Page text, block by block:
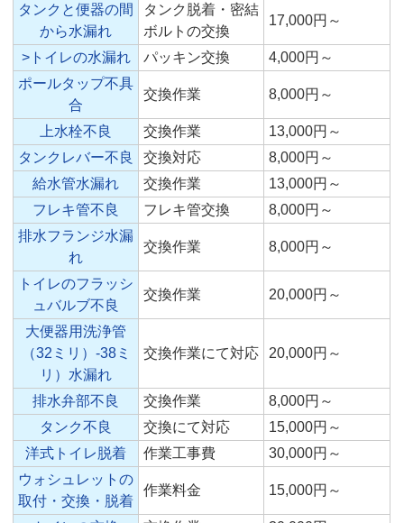
タンクと便器の間
から水漏れ
タンク脱着・密結
ボルトの交換
17,000円～
>トイレの水漏れ パッキン交換
4,000円～
ポールタップ不具
合
交換作業 8,000円～
上水栓不良 交換作業
13,000円～
タンクレバー不良
交換対応
8,000円～
給水管水漏れ
交換作業
13,000円～
フレキ管不良
フレキ管交換
8,000円～
排水フランジ水漏
れ
交換作業 8,000円～
トイレのフラッシ
ュバルブ不良
交換作業 20,000円～
大便器用洗浄管
（32ミリ）-38ミ
リ）水漏れ
交換作業にて対応 20,000円～
排水弁部不良 交換作業
8,000円～
タンク不良
交換にて対応
15,000円～
洋式トイレ脱着
作業工事費
30,000円～
ウォシュレットの
取付・交換・脱着
作業料金 15,000円～